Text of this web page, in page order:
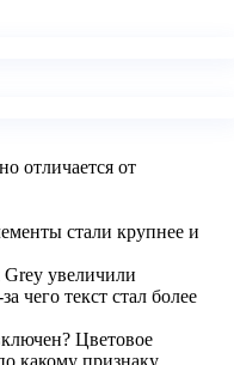
отличается от
стали крупнее и
увеличили
чего текст стал более
Цветовое